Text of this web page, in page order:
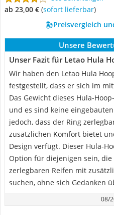
ab 23,00 € ( Sofort lieferbar)
Preisvergleich
Unsere
Unser Fazit für Letao Hula
Wir haben den Letao Hula
festgestellt, dass er sich im
Das Gewicht dieses Hula-
und es sind keine
jedoch, dass der Ring
zusätzlichen Komfort bietet
Design verfügt. Dieser Hula-
Option für diejenigen sein,
zerlegbaren Reifen mit
suchen, ohne sich Gedanken
08/